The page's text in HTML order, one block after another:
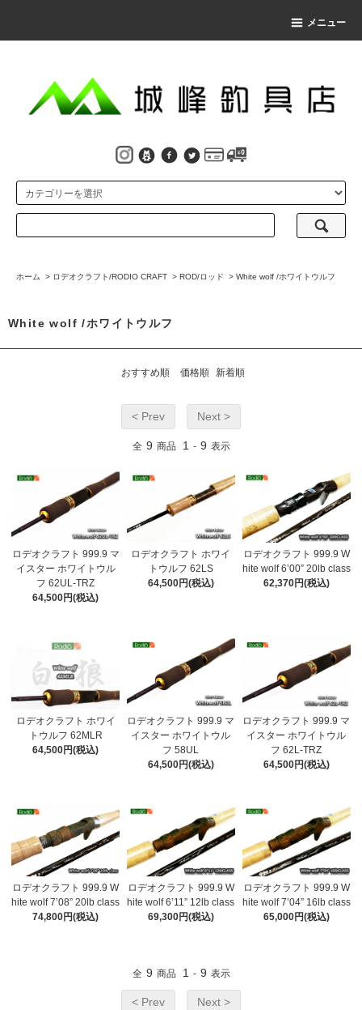
メニュー
ホーム > ロデオクラフト/RODIO CRAFT > ROD/ロッド > White wolf /ホワイトウルフ
White wolf /ホワイトウルフ
おすすめ順 価格順 新着順
< Prev Next >
全 9 商品 1 - 9 表示
ロデオクラフト 999.9 マ
イスター ホワイトウル
フ 62UL-TRZ
64,500円(税込)
ロデオクラフト ホワイ
トウルフ 62LS
64,500円(税込)
ロデオクラフト 999.9 W
hite wolf 6’00” 20lb class
62,370円(税込)
ロデオクラフト ホワイ
トウルフ 62MLR
64,500円(税込)
ロデオクラフト 999.9 マ
イスター ホワイトウル
フ 58UL
64,500円(税込)
ロデオクラフト 999.9 マ
イスター ホワイトウル
フ 62L-TRZ
64,500円(税込)
ロデオクラフト 999.9 W
hite wolf 7’08” 20lb class
74,800円(税込)
ロデオクラフト 999.9 W
hite wolf 6’11” 12lb class
69,300円(税込)
ロデオクラフト 999.9 W
hite wolf 7’04” 16lb class
65,000円(税込)
全 9 商品 1 - 9 表示
< Prev Next >